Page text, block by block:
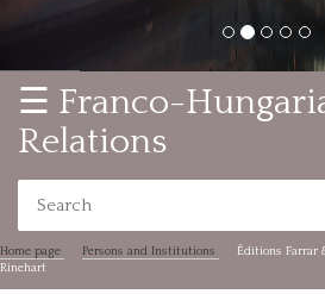
☰ Franco-
Relations
Home page Persons and Institutions
Éditions Farrar
Rinehart